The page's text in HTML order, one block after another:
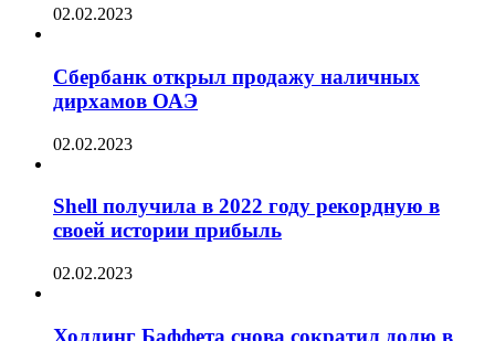
02.02.2023
Сбербанк открыл продажу наличных
дирхамов ОАЭ
02.02.2023
Shell получила в 2022 году рекордную в
своей истории прибыль
02.02.2023
Холдинг Баффета снова сократил долю в